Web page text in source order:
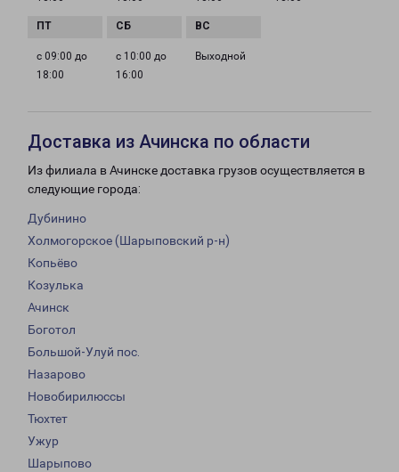
с 09:00 до
18:00
с 10:00 до
16:00
Выходной
Доставка из Ачинска по области
Из филиала в Ачинске доставка грузов осуществляется в
следующие города:
Дубинино
Холмогорское (Шарыповский р-н)
Копьёво
Козулька
Ачинск
Боготол
Большой-Улуй пос.
Назарово
Новобирилюссы
Тюхтет
Ужур
Шарыпово